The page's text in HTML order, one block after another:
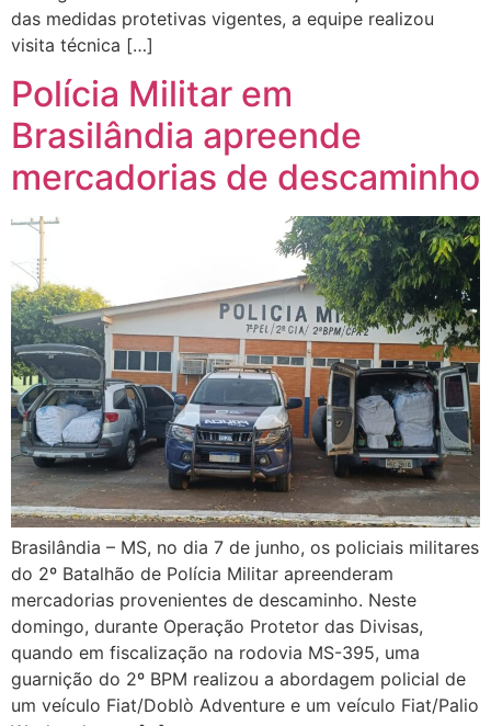
das medidas protetivas vigentes, a equipe realizou
visita técnica […]
Polícia Militar em
Brasilândia apreende
mercadorias de descaminho
Brasilândia – MS, no dia 7 de junho, os policiais militares
do 2º Batalhão de Polícia Militar apreenderam
mercadorias provenientes de descaminho. Neste
domingo, durante Operação Protetor das Divisas,
quando em fiscalização na rodovia MS-395, uma
guarnição do 2º BPM realizou a abordagem policial de
um veículo Fiat/Doblò Adventure e um veículo Fiat/Palio